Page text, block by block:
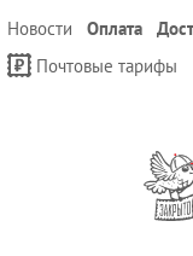
Новости Оплата
Почтовые тарифы